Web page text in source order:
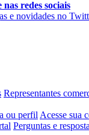
redes sociais
e novidades no
Representantes
ou perfil Acesse sua
Perguntas e